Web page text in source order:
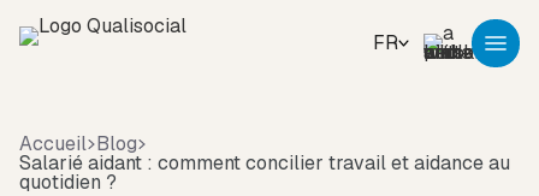
FR
Accueil Blog
Salarié aidant : comment concilier travail et aidance au
quotidien ?